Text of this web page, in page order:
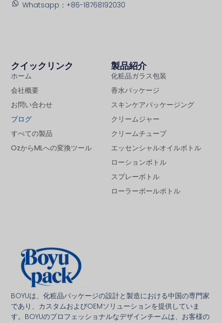
BOYUは、化粧品パッケージの設計と製造における中国の専門家
であり、カスタムおよびOEMソリューションを提供していま
す。BOYUのプロフェッショナルなデザインチームは、お客様の
製品紹介
化粧品ガラス包装
香水パッケージ
スキンケアパッケージング
クリームジャー
クリームチューブ
エッセンシャルオイルボトル
ローションボトル
スプレーボトル
ローラーボールボトル
クイックリンク
ホーム
会社概要
お問い合わせ
ブログ
すべての製品
OzからMLへの変換ツール
Whatsapp：+86-18768192030
한국어
العربية